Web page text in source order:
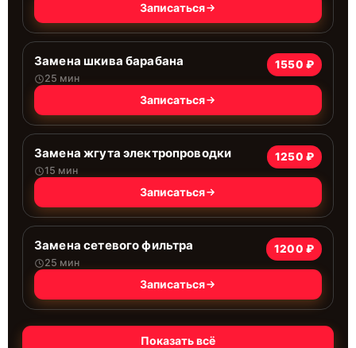
Записаться
Замена шкива барабана
25 мин
1550 ₽
Записаться
Замена жгута электропроводки
15 мин
1250 ₽
Записаться
Замена сетевого фильтра
25 мин
1200 ₽
Записаться
Показать всё